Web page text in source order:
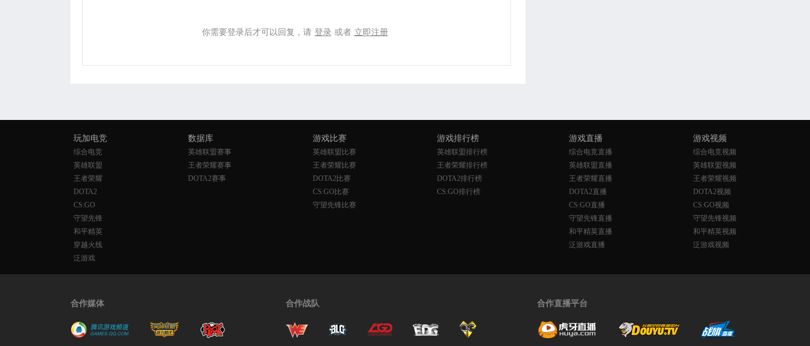
你需要登录后才可以回复，请 登录 或者 立即注册
玩加电竞
综合电竞
英雄联盟
王者荣耀
DOTA2
CS:GO
守望先锋
和平精英
穿越火线
泛游戏
数据库
英雄联盟赛事
王者荣耀赛事
DOTA2赛事
游戏比赛
英雄联盟比赛
王者荣耀比赛
DOTA2比赛
CS:GO比赛
守望先锋比赛
游戏排行榜
英雄联盟排行榜
王者荣耀排行榜
DOTA2排行榜
CS:GO排行榜
游戏直播
综合电竞直播
英雄联盟直播
王者荣耀直播
DOTA2直播
CS:GO直播
守望先锋直播
和平精英直播
泛游戏直播
游戏视频
综合电竞视频
英雄联盟视频
王者荣耀视频
DOTA2视频
CS:GO视频
守望先锋视频
和平精英视频
泛游戏视频
合作媒体 合作战队 合作直播平台